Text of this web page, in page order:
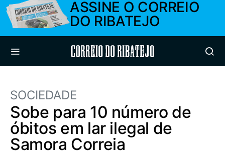
ASSINE O CORREIO
DO RIBATEJO
Correio do Ribatejo
SOCIEDADE
Sobe para 10 número de
óbitos em lar ilegal de
Samora Correia